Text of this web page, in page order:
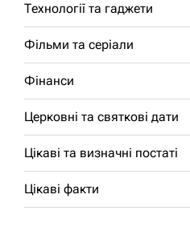
Технології та гаджети
Фільми та серіали
Фінанси
Церковні та святкові дати
Цікаві та визначні постаті
Цікаві факти